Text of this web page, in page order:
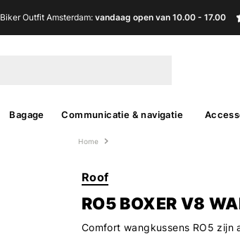
Biker Outfit Amsterdam:vandaag open van 10.00 - 17.00
Bagage Communicatie & navigatie
Home
Roof
RO5 BOXER V8
Comfort wangkussens RO5 zijn